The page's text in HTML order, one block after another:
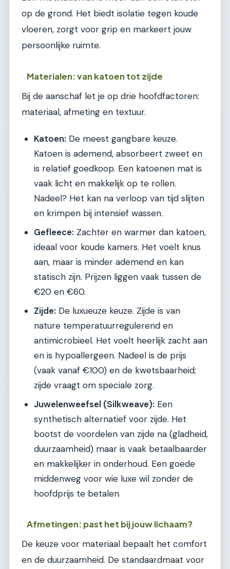
op de grond. Het biedt isolatie tegen koude
vloeren, zorgt voor grip en markeert jouw
persoonlijke ruimte.
Materialen: van katoen tot zijde
Bij de aanschaf let je op drie hoofdfactoren:
materiaal, afmeting en textuur.
Katoen: De meest gangbare keuze.
Katoen is ademend, absorbeert zweet en
is relatief goedkoop. Een katoenen mat is
vaak licht en makkelijk op te rollen.
Nadeel? Het kan na verloop van tijd slijten
en krimpen bij intensief wassen.
Gefleece: Zachter en warmer dan katoen,
ideaal voor koude kamers. Het voelt knus
aan, maar is minder ademend en kan
statisch zijn. Prijzen liggen vaak tussen de
€20 en €60.
Zijde: De luxueuze keuze. Zijde is van
nature temperatuurregulerend en
antimicrobieel. Het voelt heerlijk zacht aan
en is hypoallergeen. Nadeel is de prijs
(vaak vanaf €100) en de kwetsbaarheid;
zijde vraagt om speciale zorg.
Juwelenweefsel (Silkweave): Een
synthetisch alternatief voor zijde. Het
bootst de voordelen van zijde na (gladheid,
duurzaamheid) maar is vaak betaalbaarder
en makkelijker in onderhoud. Een goede
middenweg voor wie luxe wil zonder de
hoofdprijs te betalen.
Afmetingen: past het bij jouw lichaam?
De keuze voor materiaal bepaalt het comfort
en de duurzaamheid. De standaardmaat voor